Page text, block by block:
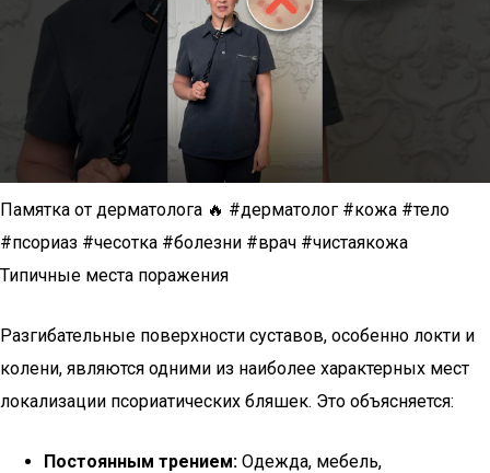
Памятка от дерматолога 🔥 #дерматолог #кожа #тело
#псориаз #чесотка #болезни #врач #чистаякожа
Типичные места поражения
Разгибательные поверхности суставов, особенно локти и
колени, являются одними из наиболее характерных мест
локализации псориатических бляшек. Это объясняется:
Постоянным трением: Одежда, мебель,